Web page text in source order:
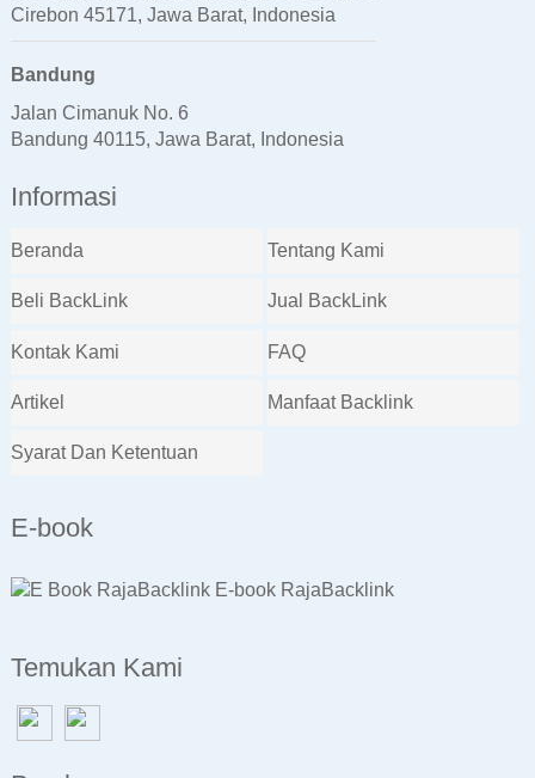
Cirebon 45171, Jawa Barat, Indonesia
Bandung
Jalan Cimanuk No. 6
Bandung 40115, Jawa Barat, Indonesia
Informasi
Beranda Tentang Kami
Beli BackLink Jual BackLink
Kontak Kami FAQ
Artikel Manfaat Backlink
Syarat Dan Ketentuan
E-book
E-book RajaBacklink
Temukan Kami